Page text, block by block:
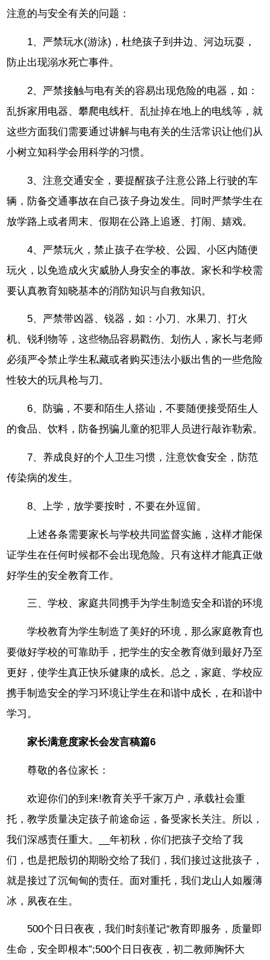
注意的与安全有关的问题：
1、严禁玩水(游泳)，杜绝孩子到井边、河边玩耍，
防止出现溺水死亡事件。
2、严禁接触与电有关的容易出现危险的电器，如：
乱拆家用电器、攀爬电线杆、乱扯掉在地上的电线等，就
这些方面我们需要通过讲解与电有关的生活常识让他们从
小树立知科学会用科学的习惯。
3、注意交通安全，要提醒孩子注意公路上行驶的车
辆，防备交通事故在自己孩子身边发生。同时严禁学生在
放学路上或者周末、假期在公路上追逐、打闹、嬉戏。
4、严禁玩火，禁止孩子在学校、公园、小区内随便
玩火，以免造成火灾威胁人身安全的事故。家长和学校需
要认真教育知晓基本的消防知识与自救知识。
5、严禁带凶器、锐器，如：小刀、水果刀、打火
机、锐利物等，这些物品容易戳伤、划伤人，家长与老师
必须严令禁止学生私藏或者购买违法小贩出售的一些危险
性较大的玩具枪与刀。
6、防骗，不要和陌生人搭讪，不要随便接受陌生人
的食品、饮料，防备拐骗儿童的犯罪人员进行敲诈勒索。
7、养成良好的个人卫生习惯，注意饮食安全，防范
传染病的发生。
8、上学，放学要按时，不要在外逗留。
上述各条需要家长与学校共同监督实施，这样才能保
证学生在任何时候都不会出现危险。只有这样才能真正做
好学生的安全教育工作。
三、学校、家庭共同携手为学生制造安全和谐的环境
学校教育为学生制造了美好的环境，那么家庭教育也
要做好学校的可靠助手，把学生的安全教育做到最好乃至
更好，使学生真正快乐健康的成长。总之，家庭、学校应
携手制造安全的学习环境让学生在和谐中成长，在和谐中
学习。
家长满意度家长会发言稿篇6
尊敬的各位家长：
欢迎你们的到来!教育关乎千家万户，承载社会重
托，教学质量决定孩子前途命运，备受家长关注。所以，
我们深感责任重大。__年初秋，你们把孩子交给了我
们，也是把殷切的期盼交给了我们，我们接过这批孩子，
就是接过了沉甸甸的责任。面对重托，我们龙山人如履薄
冰，夙夜在生。
500个日日夜夜，我们时刻谨记“教育即服务，质量即
生命，安全即根本”;500个日日夜夜，初二教师胸怀大